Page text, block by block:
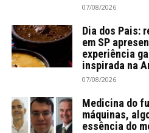
07/08/2026
Dia dos Pais:
em SP
experiência
inspirada na
07/08/2026
Medicina do
máquinas,
essência do